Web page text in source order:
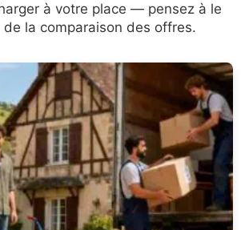
à votre place — pensez à le
la comparaison des offres.